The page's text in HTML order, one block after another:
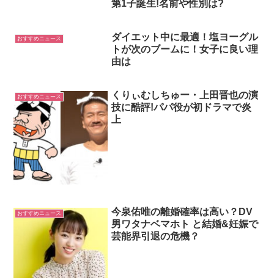
第1子誕生!名前や性別は?
おすすめニュース
ダイエット中に最適！塩ヨーグル
トが次のブームに！女子に良い理
由は
おすすめニュース
くりぃむしちゅー・上田晋也の演
技に酷評!パパ役が初ドラマで炎
上
おすすめニュース
今泉佑唯の離婚確率は高い？DV
男ワタナベマホト と結婚&妊娠で
芸能界引退の危機？